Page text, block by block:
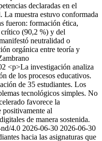
declaradas en el
La muestra estuvo conformada
fueron: formación ética,
crítico (90,2 %) y del
neutralidad o
orgánica entre teoría y
<p>La investigación analiza
de los procesos educativos.
de 35 estudiantes. Los
tecnológicos simples. No
favorece la
al
de manera sostenida.
4.0 2026-06-30 2026-06-30
hacia las asignaturas que